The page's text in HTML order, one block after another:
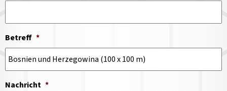
Betreff *
Nachricht *